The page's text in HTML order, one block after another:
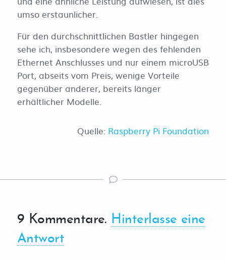
umso erstaunlicher.
Für den durchschnittlichen Bastler hingegen
sehe ich, insbesondere wegen des fehlenden
Ethernet Anschlusses und nur einem microUSB
Port, abseits vom Preis, wenige Vorteile
gegenüber anderer, bereits länger
erhältlicher Modelle.
Quelle: Raspberry Pi Foundation
9 Kommentare. Hinterlasse eine
Antwort